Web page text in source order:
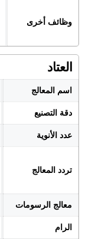
وظائف أخرى
العتاد
اسم المعالج
دقة التصنيع
عدد الأنوية
تردد المعالج
معالج الرسومات
الرام